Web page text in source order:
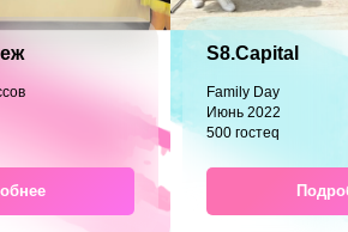
S8.Capital
Family Day
Июнь 2022
500 гостеq